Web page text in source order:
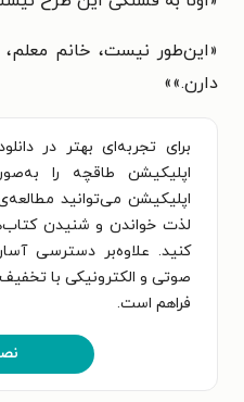
«این‌طور نیست، خانم
دارن.»»
برای تجربه‌ای بهتر در
اپلیکیشن طاقچه را
اپلیکیشن می‌توانید
لذت خواندن و شنیدن
کنید. علاوه‌بر دسترسی
صوتی و الکترونیکی با
فراهم است.